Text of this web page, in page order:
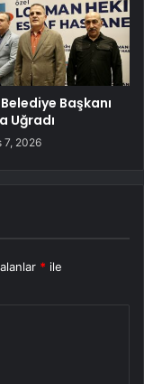
Başkanı
Uğradı
7, 2026
* ile